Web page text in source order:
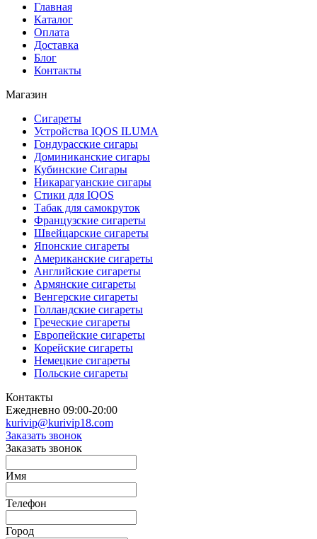
Главная
Каталог
Оплата
Доставка
Блог
Контакты
Магазин
Сигареты
Устройства IQOS ILUMA
Гондурасские сигары
Доминиканские сигары
Кубинские Сигары
Никарагуанские сигары
Стики для IQOS
Табак для самокруток
Французские сигареты
Швейцарские сигареты
Японские сигареты
Американские сигареты
Английские сигареты
Армянские сигареты
Венгерские сигареты
Голландские сигареты
Греческие сигареты
Европейские сигареты
Корейские сигареты
Немецкие сигареты
Польские сигареты
Контакты
Ежедневно 09:00-20:00
kurivip@kurivip18.com
Заказать звонок
Заказать звонок
Имя
Телефон
Город